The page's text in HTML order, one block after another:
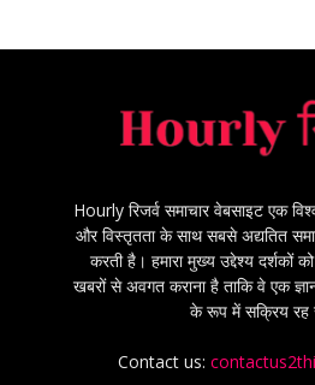
Hourly रिजर्व समाचार वेबसाइट एक
और विस्तृतता के साथ सबसे अद्यतित
करती है। हमारा मुख्य उद्देश्य दर्शकों
खबरों से अवगत कराना है ताकि वे एक
के रूप में सक्रिय
Contact us: